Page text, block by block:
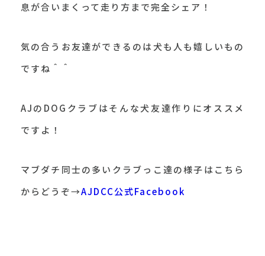
息が合いまくって走り方まで完全シェア！
気の合うお友達ができるのは犬も人も嬉しいもの
ですね＾＾
AJのDOGクラブはそんな犬友達作りにオススメ
ですよ！
マブダチ同士の多いクラブっこ達の様子はこちら
からどうぞ→AJDCC公式Facebook